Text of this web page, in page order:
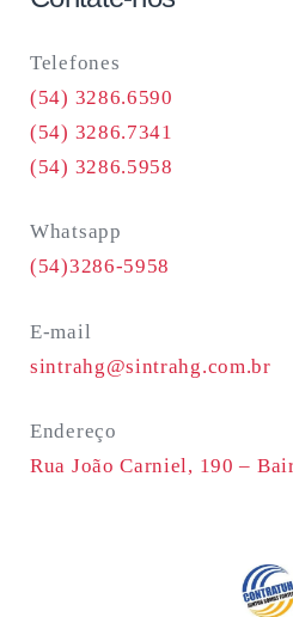
Telefones
(54) 3286.6590
(54) 3286.7341
(54) 3286.5958
Whatsapp
(54)3286-5958
E-mail
sintrahg@sintrahg.com.br
Endereço
Rua João Carniel, 190 –